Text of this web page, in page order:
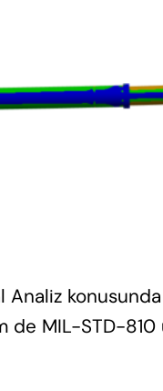
Analiz
MIL-STD-